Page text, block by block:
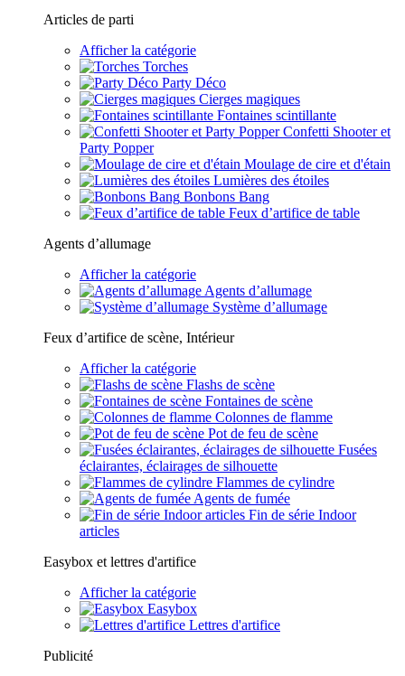
Articles de parti
Afficher la catégorie
Torches
Party Déco
Cierges magiques
Fontaines scintillante
Confetti Shooter et
Party Popper
Moulage de cire et d'étain
Lumières des étoiles
Bonbons Bang
Feux d’artifice de table
Agents d’allumage
Afficher la catégorie
Agents d’allumage
Système d’allumage
Feux d’artifice de scène, Intérieur
Afficher la catégorie
Flashs de scène
Fontaines de scène
Colonnes de flamme
Pot de feu de scène
Fusées
éclairantes, éclairages de silhouette
Flammes de cylindre
Agents de fumée
Fin de série Indoor
articles
Easybox et lettres d'artifice
Afficher la catégorie
Easybox
Lettres d'artifice
Publicité